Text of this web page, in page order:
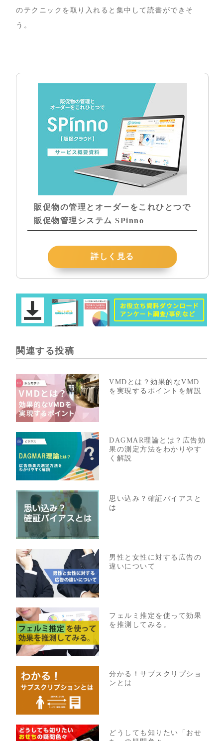
のテクニックを取り入れると集中して読書ができそ
う。
販促物の管理とオーダーをこれひとつで
販促物管理システム SPinno
詳しく見る
関連する投稿
VMDとは？効果的なVMD
を実現するポイントを解説
DAGMAR理論とは？広告効
果の測定方法をわかりやす
く解説
思い込み？確証バイアスと
は
男性と女性に対する広告の
違いについて
フェルミ推定を使って効果
を推測してみる。
分かる！サブスクリプショ
ンとは
どうしても知りたい「おせ